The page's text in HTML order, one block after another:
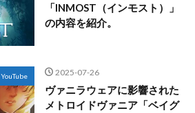
「INMOST（インモスト）」
の内容を紹介。
YouTube 2025-07-26
ヴァニラウェアに影響された
メトロイドヴァニア「ベイグ